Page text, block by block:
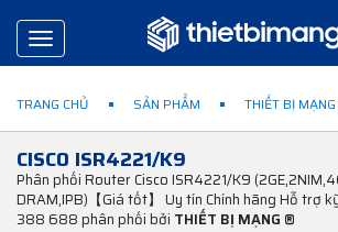
Toggle
navigation
TRANG CHỦ SẢN PHẨM THIẾT BỊ MẠNG
CISCO ISR4221/K9
Phân phối Router Cisco ISR4221/K9
DRAM,IPB)【Giá tốt】 Uy tín Chính hãng Hỗ trợ
388 688 phân phối bởi THIẾT BỊ MẠNG ®